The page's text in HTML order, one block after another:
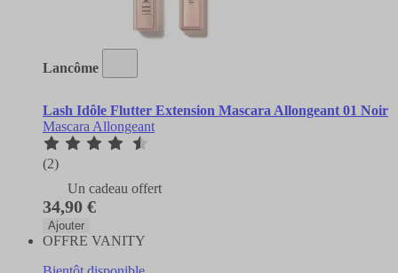
Lancôme
Lash Idôle Flutter Extension Mascara Allongeant 01 Noir
Mascara Allongeant
(2)
Un cadeau offert
34,90 €
Ajouter
OFFRE VANITY